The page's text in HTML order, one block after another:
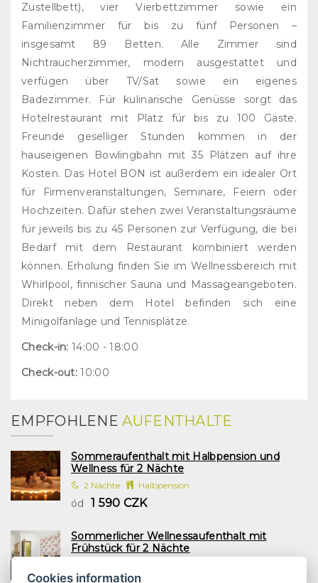
Zustellbett), vier Vierbettzimmer sowie ein
Familienzimmer für bis zu fünf Personen –
insgesamt 89 Betten. Alle Zimmer sind
Nichtraucherzimmer, modern ausgestattet und
verfügen über TV/Sat sowie ein eigenes
Badezimmer. Für kulinarische Genüsse sorgt das
Hotelrestaurant mit Platz für bis zu 100 Gäste.
Freunde geselliger Stunden kommen in der
hauseigenen Bowlingbahn mit 35 Plätzen auf ihre
Kosten. Das Hotel BON ist außerdem ein idealer Ort
für Firmenveranstaltungen, Seminare, Feiern oder
Hochzeiten. Dafür stehen zwei Veranstaltungsräume
für jeweils bis zu 45 Personen zur Verfügung, die bei
Bedarf mit dem Restaurant kombiniert werden
können. Erholung finden Sie im Wellnessbereich mit
Whirlpool, finnischer Sauna und Massageangeboten.
Direkt neben dem Hotel befinden sich eine
Minigolfanlage und Tennisplätze.
Check-in: 14:00 - 18:00
Check-out: 10:00
EMPFOHLENEAUFENTHALTE
Sommeraufenthalt mit Halbpension und
Wellness für 2 Nächte
2 Nächte Halbpension
ód 1 590 CZK
Sommerlicher Wellnessaufenthalt mit
Frühstück für 2 Nächte
Cookies information